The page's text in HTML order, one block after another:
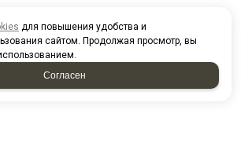
для повышения удобства и
сайтом. Продолжая просмотр, вы
Согласен